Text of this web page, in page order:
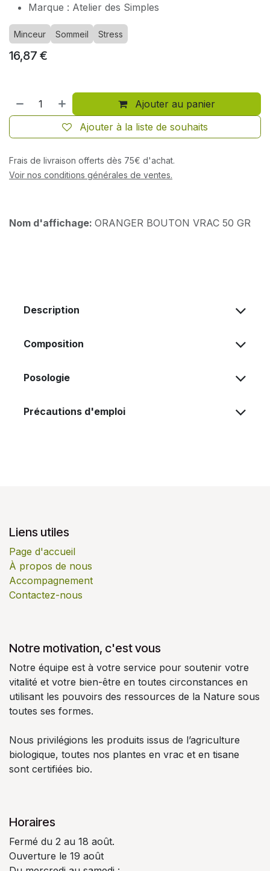
Marque : Atelier des Simples
Minceur Sommeil Stress
16,87 €
Ajouter au panier
Ajouter à la liste de souhaits
Frais de livraison offerts dès 75€ d'achat.
Voir nos conditions générales de ventes.
Nom d'affichage: ORANGER BOUTON VRAC 50 GR
Description
Composition
Posologie
Précautions d'emploi
Liens utiles
Page d'accueil
À propos de nous
Accompagnement
Contactez-nous
Notre motivation, c'est vous
Notre équipe est à votre service pour soutenir votre
vitalité et votre bien-être en toutes circonstances en
utilisant les pouvoirs des ressources de la Nature sous
toutes ses formes.
Nous privilégions les produits issus de l’agriculture
biologique, toutes nos plantes en vrac et en tisane
sont certifiées bio.
Horaires
Fermé du 2 au 18 août.
Ouverture le 19 août